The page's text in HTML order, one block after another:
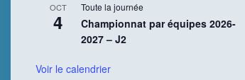
OCT
4
Toute la journée
Championnat par équipes 2026-
2027 – J2
Voir le calendrier